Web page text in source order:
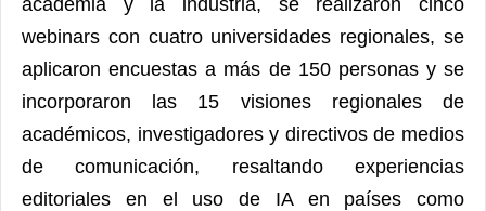
webinars con cuatro universidades regionales, se
aplicaron encuestas a más de 150 personas y se
incorporaron las 15 visiones regionales de
académicos, investigadores y directivos de medios
de comunicación, resaltando experiencias
editoriales en el uso de IA en países como